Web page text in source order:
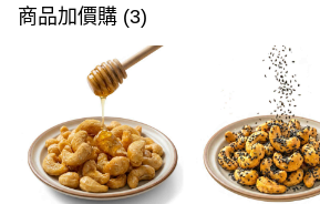
信用卡一次付款
3 期 0 利率 每期
合作金庫商業銀行
第一商業
華南商業銀行
彰化商
上海商業儲蓄銀行
台北富
國泰世華商業銀行
兆豐國
超商取貨付款
LINE Pay
商品加價購 (3)